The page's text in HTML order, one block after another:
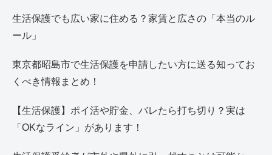
生活保護でも広い家に住める？家賃と広さの「本当のル
ール」
東京都昭島市で生活保護を申請したい方に送る知ってお
くべき情報まとめ！
【生活保護】ポイ活や貯金、バレたら打ち切り？実は
「OKなライン」があります！